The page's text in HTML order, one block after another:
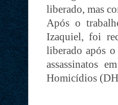
liberado, mas
Após o
Izaquiel, foi
liberado após
assassinatos
Homicídios